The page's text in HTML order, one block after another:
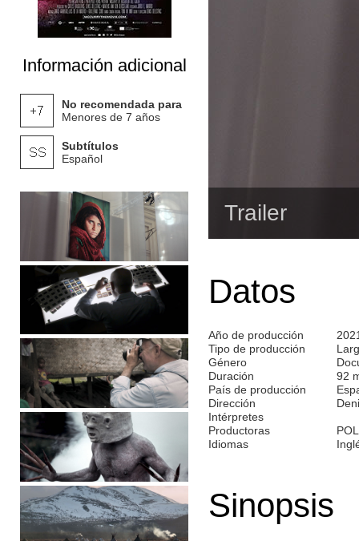
Información adicional
No recomendada para
Menores de 7 años
Subtítulos
Español
Trailer
Datos
Año de producción
Tipo de producción
Género
Duración
92
País de producción
Dirección
Intérpretes
Productoras
Idiomas
Sinopsis